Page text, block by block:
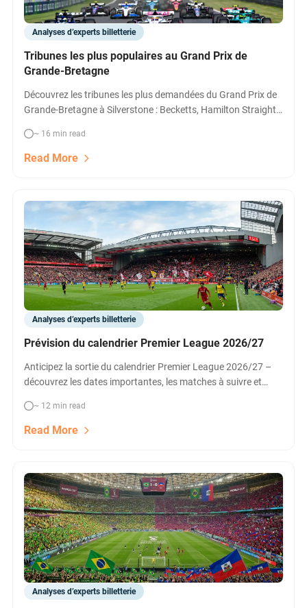
Analyses d’experts billetterie
Tribunes les plus populaires au Grand Prix de
Grande-Bretagne
Découvrez les tribunes les plus demandées du Grand Prix de
Grande-Bretagne à Silverstone : Becketts, Hamilton Straight,
Woodcote. Comparez les meilleures places, les prix, et
assurez-vous vos billets VIP ou classiques dès maintenant.
~ 16 min read
Read More
Analyses d’experts billetterie
Prévision du calendrier Premier League 2026/27
Anticipez la sortie du calendrier Premier League 2026/27 –
découvrez les dates importantes, les matches à suivre et
officielle. Préparez votre saison au mieux !
~ 12 min read
Read More
Analyses d’experts billetterie